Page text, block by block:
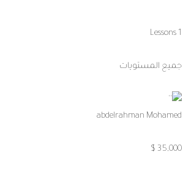
1 Lessons
جميع المستويات
abdelrahman Mohamed
35,000 $